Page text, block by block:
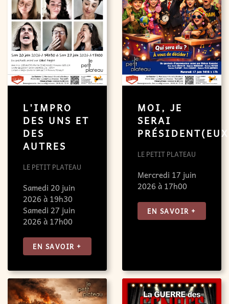
L'IMPRO
DES UNS ET
DES
AUTRES
LE PETIT PLATEAU
Samedi 20 juin
2026 à 19h30
Samedi 27 juin
2026 à 17h00
EN SAVOIR +
MOI, JE
SERAI
LE PETIT PLATEAU
Mercredi 17 juin
2026 à 17h00
EN SAVOIR +